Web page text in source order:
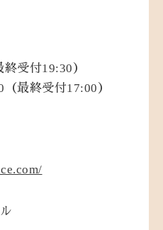
終受付19:30 ）
（最終受付17:00 ）